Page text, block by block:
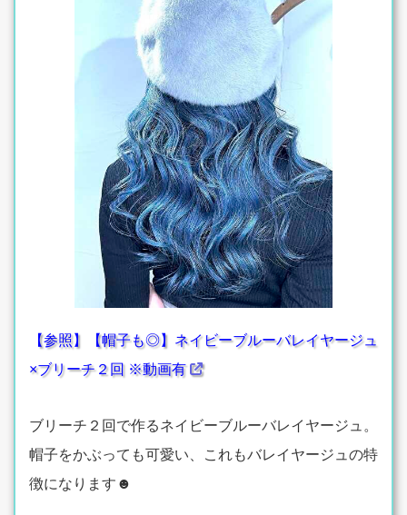
【参照】【帽子も◎】ネイビーブルーバレイヤージュ
×ブリーチ２回 ※動画有
ブリーチ２回で作るネイビーブルーバレイヤージュ。
帽子をかぶっても可愛い、これもバレイヤージュの特
徴になります☻